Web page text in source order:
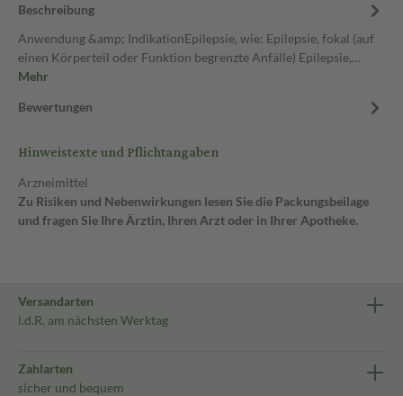
Beschreibung
Anwendung &amp; IndikationEpilepsie, wie: Epilepsie, fokal (auf
einen Körperteil oder Funktion begrenzte Anfälle) Epilepsie,…
Mehr
Bewertungen
Hinweistexte und Pflichtangaben
Arzneimittel
Zu Risiken und Nebenwirkungen lesen Sie die Packungsbeilage
und fragen Sie Ihre Ärztin, Ihren Arzt oder in Ihrer Apotheke.
Versandarten
i.d.R. am nächsten Werktag
Zahlarten
sicher und bequem